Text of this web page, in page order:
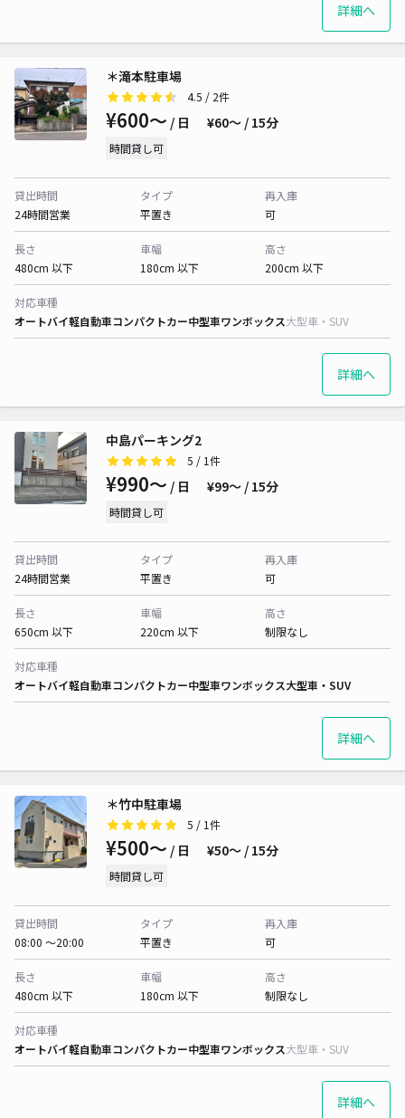
詳細へ
＊滝本駐車場
4.5 / 2件
¥600〜 / 日 ¥60〜 / 15分
時間貸し可
貸出時間
24時間営業
タイプ
平置き
再入庫
可
長さ
480cm 以下
車幅
180cm 以下
高さ
200cm 以下
対応車種
オートバイ軽自動車コンパクトカー中型車ワンボックス大型車・SUV
詳細へ
中島パーキング2
5 / 1件
¥990〜 / 日 ¥99〜 / 15分
時間貸し可
貸出時間
24時間営業
タイプ
平置き
再入庫
可
長さ
650cm 以下
車幅
220cm 以下
高さ
制限なし
対応車種
オートバイ軽自動車コンパクトカー中型車ワンボックス大型車・SUV
詳細へ
＊竹中駐車場
5 / 1件
¥500〜 / 日 ¥50〜 / 15分
時間貸し可
貸出時間
08:00 〜20:00
タイプ
平置き
再入庫
可
長さ
480cm 以下
車幅
180cm 以下
高さ
制限なし
対応車種
オートバイ軽自動車コンパクトカー中型車ワンボックス大型車・SUV
詳細へ